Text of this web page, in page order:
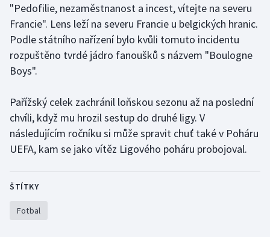
Florbal
Futsal
Golf
Gymnastika
Házená
"Pedofilie, nezaměstnanost a incest, vítejte na severu
Francie". Lens leží na severu Francie u belgických hranic.
Podle státního nařízení bylo kvůli tomuto incidentu
rozpuštěno tvrdé jádro fanoušků s názvem "Boulogne
Boys".
Pařížský celek zachránil loňskou sezonu až na poslední
chvíli, když mu hrozil sestup do druhé ligy. V
následujícím ročníku si může spravit chuť také v Poháru
UEFA, kam se jako vítěz Ligového poháru probojoval.
ŠTÍTKY
Fotbal